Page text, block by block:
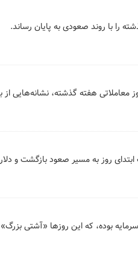
را با روند صعودی به پایان رساند.
معاملاتی هفته گذشته، نشانه‌هایی
روز به مسیر صعود بازگشت و
بوده، که این روزها «آشتی